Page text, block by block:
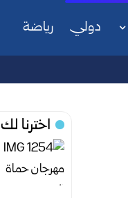
دولي رياضة
اخترنا لك